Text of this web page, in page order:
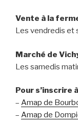
Vente à la
Les vendredis et
Marché de
Les samedis
Pour s’inscrire
– Amap de
– Amap de